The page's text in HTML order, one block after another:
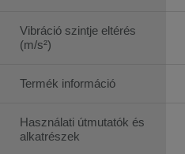
Vibráció szintje eltérés
(m/s²)
Termék információ
Használati útmutatók és
alkatrészek